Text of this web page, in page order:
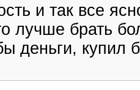
и так все
лучше брать
деньги, купил